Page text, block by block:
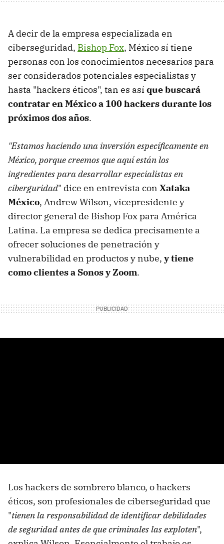
A decir de la empresa especializada en
ciberseguridad, Bishop Fox, México sí tiene
personas con los conocimientos necesarios para
ser considerados potenciales especialistas y
hasta "hackers éticos", tan es así que buscará
contratar en México a 100 hackers durante los
próximos dos años.
"Estamos haciendo una inversión específicamente en
México, porque creemos que aquí están los
ingredientes para desarrollar especialistas en
ciberguridad" dice en entrevista con Xataka
México, Andrew Wilson, vicepresidente y
director general de Bishop Fox para América
Latina. La empresa se dedica precisamente a
ofrecer soluciones de penetración y
vulnerabilidad en productos y nube, y tiene
como clientes a Sonos y Zoom.
Los hackers de sombrero blanco, o hackers
éticos, son profesionales de ciberseguridad que
"tienen la responsabilidad de identificar debilidades
de seguridad antes de que criminales las exploten",